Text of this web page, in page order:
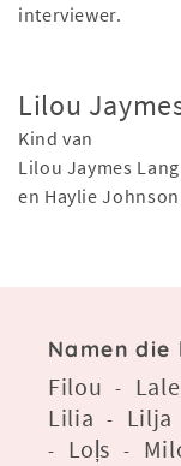
interviewer.
Lilou
Kind van
Lilou Jaymes
en Haylie
Namen
Filou - Lale
Lilia - Lilja
- Loļs -